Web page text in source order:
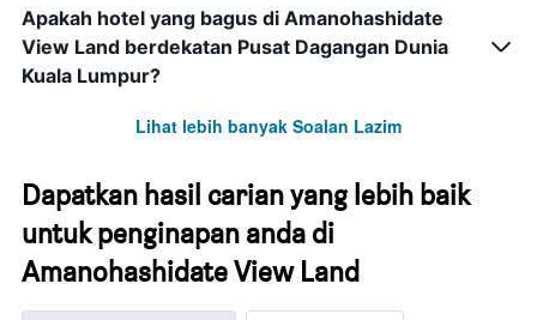
Apakah hotel yang bagus di Amanohashidate
View Land berdekatan Pusat Dagangan Dunia
Kuala Lumpur?
Lihat lebih banyak Soalan Lazim
Dapatkan hasil carian yang lebih baik
untuk penginapan anda di
Amanohashidate View Land